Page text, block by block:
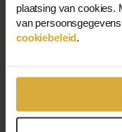
plaatsing van cookies.
van
cookiebeleid.